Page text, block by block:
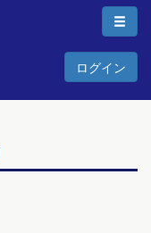
ログイン